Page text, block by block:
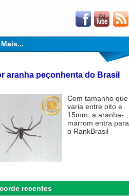
Mais...
aranha peçonhenta do Brasil
Com tamanho que
varia entre oito e
15mm, a aranha-
marrom entra para
o RankBrasil
recentes